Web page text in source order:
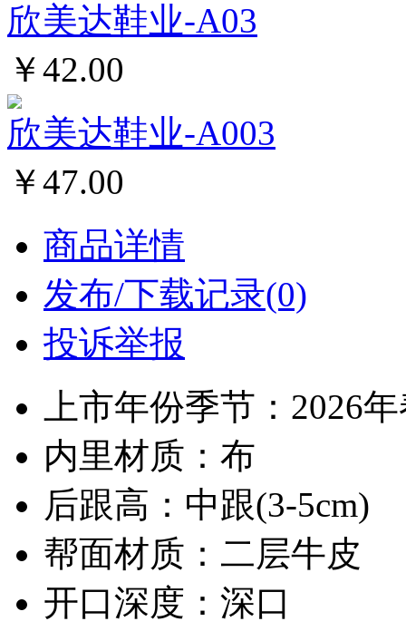
欣美达鞋业-A03
￥42.00
欣美达鞋业-A003
￥47.00
商品详情
发布/下载记录(0)
投诉举报
上市年份季节：2026
内里材质：布
后跟高：中跟(3-5cm)
帮面材质：二层牛皮
开口深度：深口